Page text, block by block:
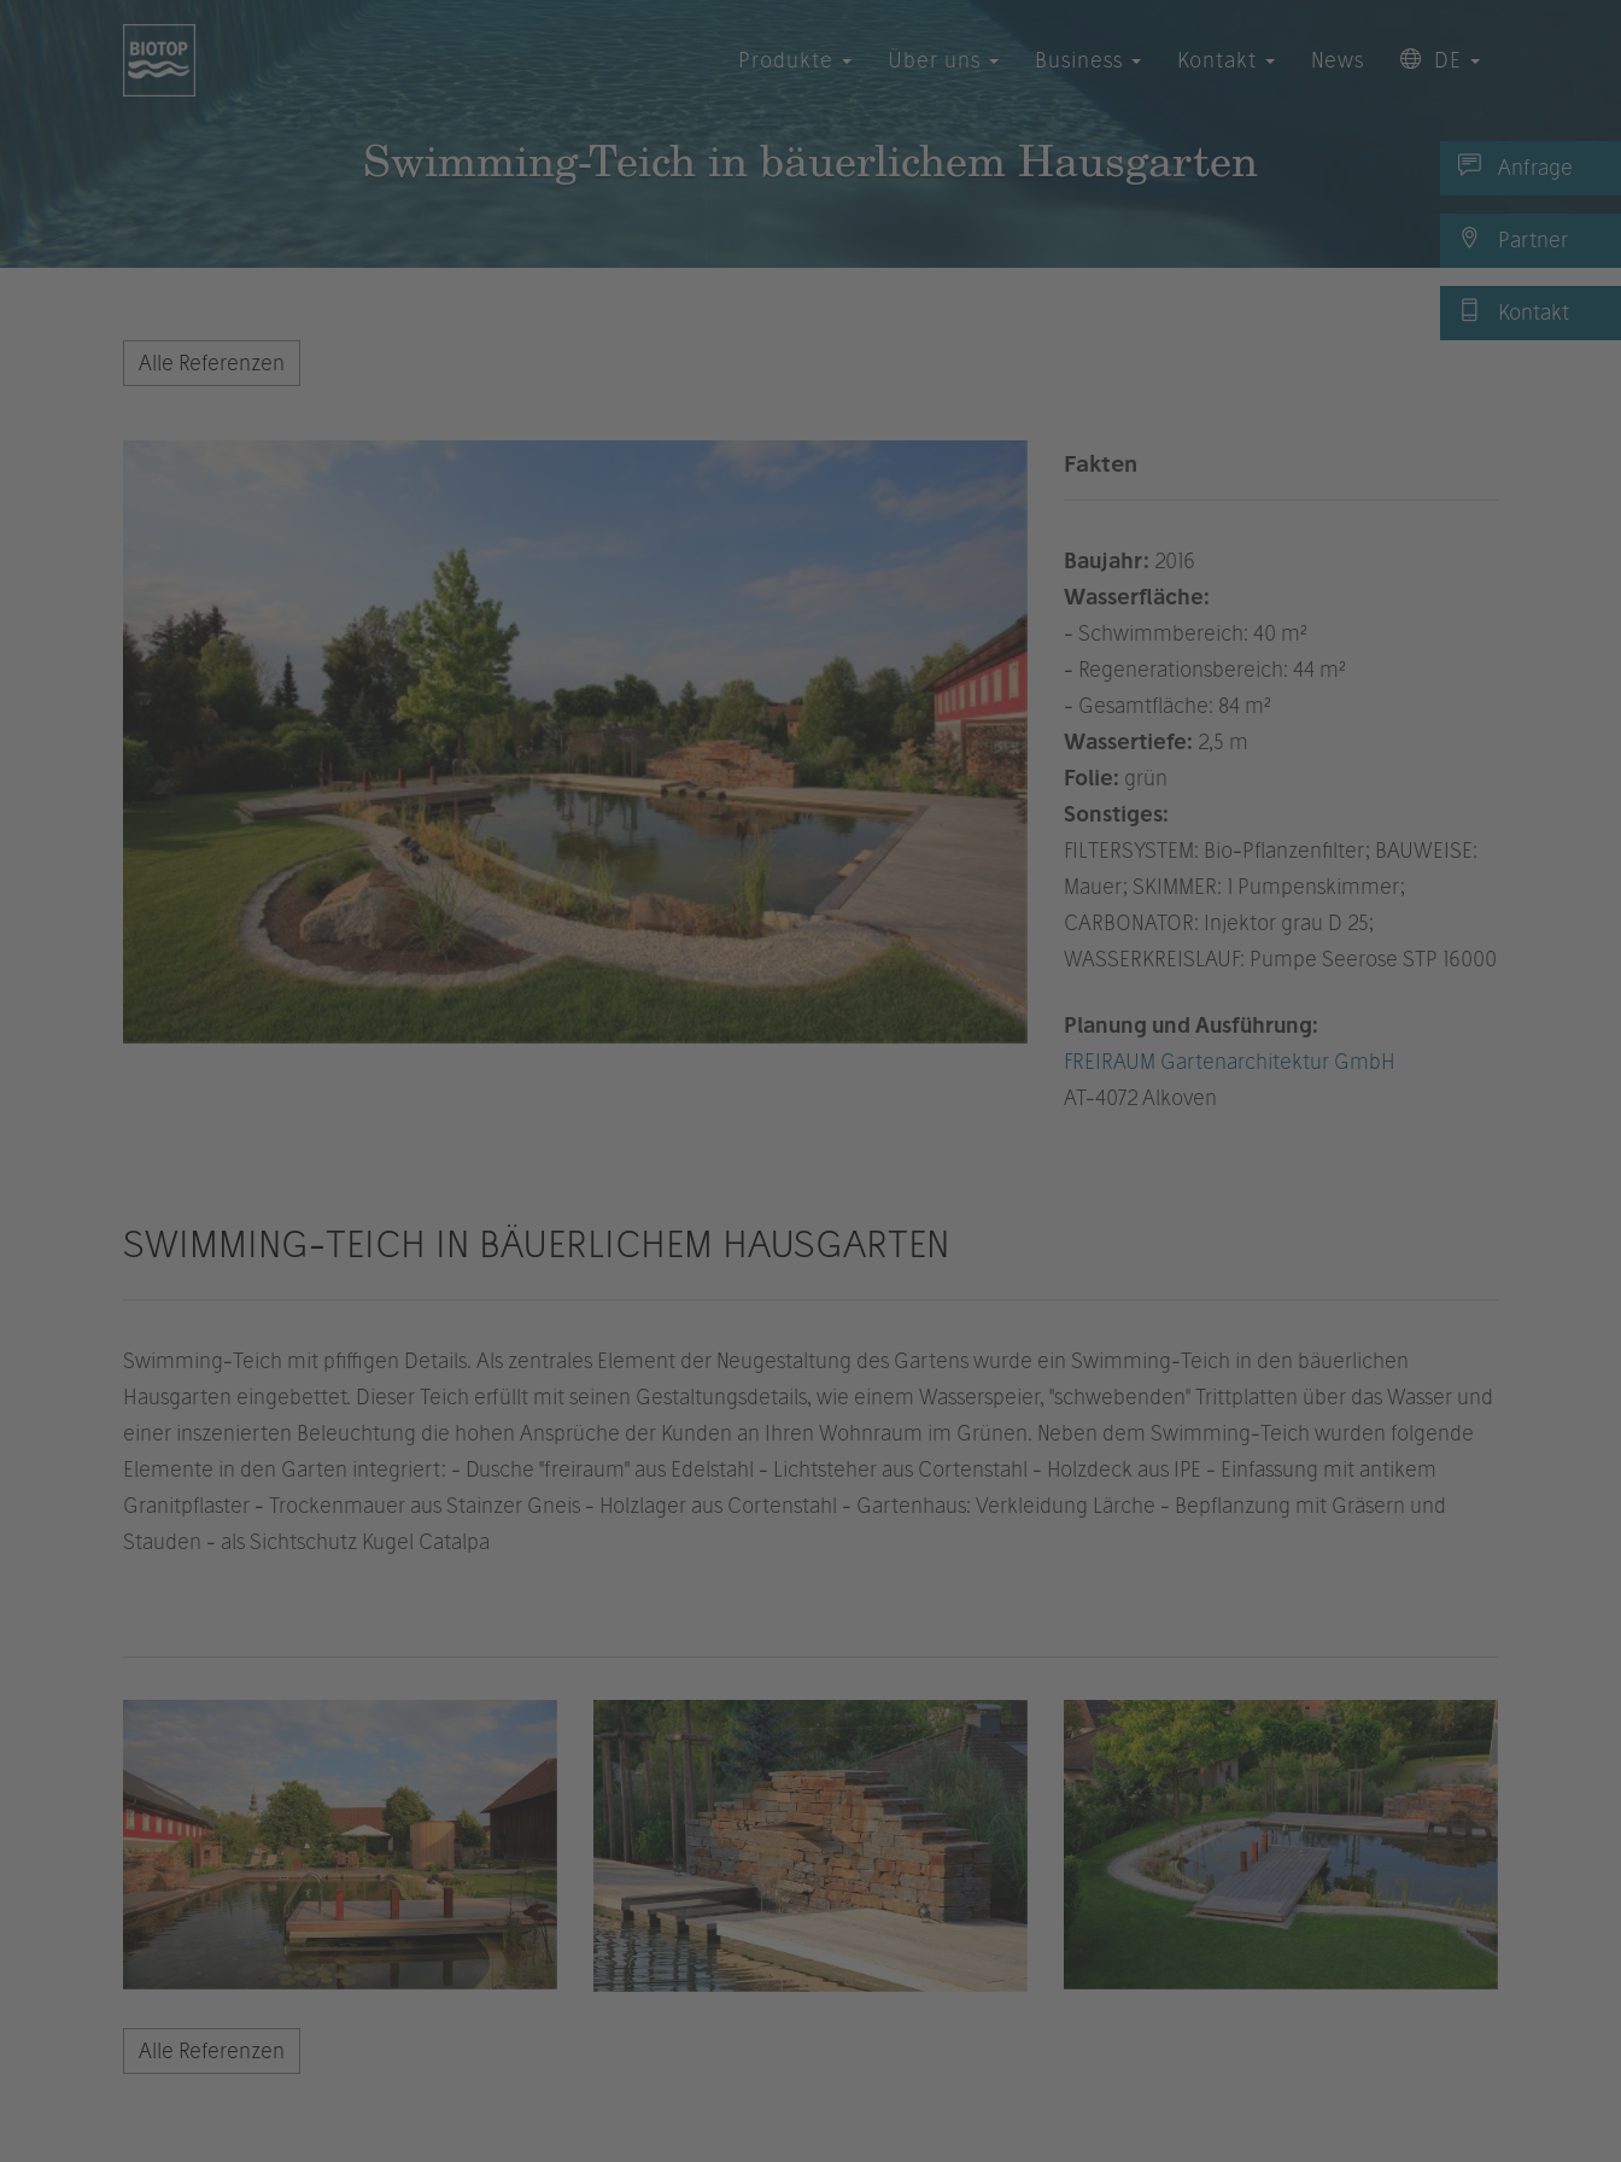
Anfrage
Partner
Kontakt
Produkte Über uns Business Kontakt News DE
Swimming-Teich in bäuerlichem Hausgarten
Alle Referenzen
Fakten
Baujahr: 2016
Wasserfläche:
- Schwimmbereich: 40 m²
- Regenerationsbereich: 44 m²
- Gesamtfläche: 84 m²
Wassertiefe: 2,5 m
Folie: grün
Sonstiges:
FILTERSYSTEM: Bio-Pflanzenfilter; BAUWEISE:
Mauer; SKIMMER: 1 Pumpenskimmer;
CARBONATOR: Injektor grau D 25;
WASSERKREISLAUF: Pumpe Seerose STP 16000
Planung und Ausführung:
FREIRAUM Gartenarchitektur GmbH
AT-4072 Alkoven
SWIMMING-TEICH IN BÄUERLICHEM HAUSGARTEN
Swimming-Teich mit pfiffigen Details. Als zentrales Element der Neugestaltung des Gartens wurde ein Swimming-Teich in den bäuerlichen
Hausgarten eingebettet. Dieser Teich erfüllt mit seinen Gestaltungsdetails, wie einem Wasserspeier, "schwebenden" Trittplatten über das Wasser und
einer inszenierten Beleuchtung die hohen Ansprüche der Kunden an Ihren Wohnraum im Grünen. Neben dem Swimming-Teich wurden folgende
Elemente in den Garten integriert: - Dusche "freiraum" aus Edelstahl - Lichtsteher aus Cortenstahl - Holzdeck aus IPE - Einfassung mit antikem
Granitpflaster - Trockenmauer aus Stainzer Gneis - Holzlager aus Cortenstahl - Gartenhaus: Verkleidung Lärche - Bepflanzung mit Gräsern und
Stauden - als Sichtschutz Kugel Catalpa
Alle Referenzen